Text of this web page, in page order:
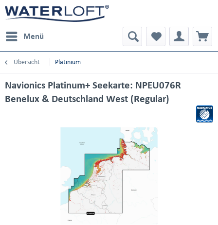
Menü
Übersicht Platinium
Navionics Platinum+ Seekarte: NPEU076R
Benelux & Deutschland West (Regular)